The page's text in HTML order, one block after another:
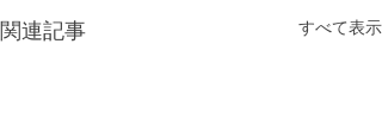
関連記事 すべて表示